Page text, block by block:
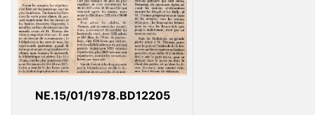
NE.15/01/1978.BD12205